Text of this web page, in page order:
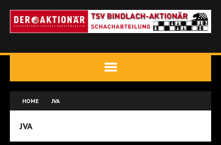
HOME JVA
JVA